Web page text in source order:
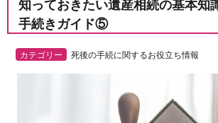
知っておきたい遺産相続の基本
手続きガイド⑤
カテゴリー 死後の手続に関するお役立ち情報